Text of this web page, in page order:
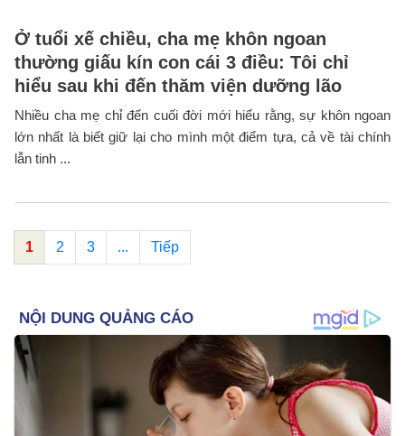
Ở tuổi xế chiều, cha mẹ khôn ngoan
thường giấu kín con cái 3 điều: Tôi chỉ
hiểu sau khi đến thăm viện dưỡng lão
Nhiều cha mẹ chỉ đến cuối đời mới hiểu rằng, sự khôn ngoan
lớn nhất là biết giữ lại cho mình một điểm tựa, cả về tài chính
lẫn tinh ...
1 2 3 ... Tiếp